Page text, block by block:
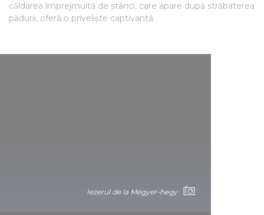
căldarea împrejmuită de stânci, care apare după străbaterea
pădurii, oferă o priveliște captivantă.
Iezerul de la Megyer-hegy